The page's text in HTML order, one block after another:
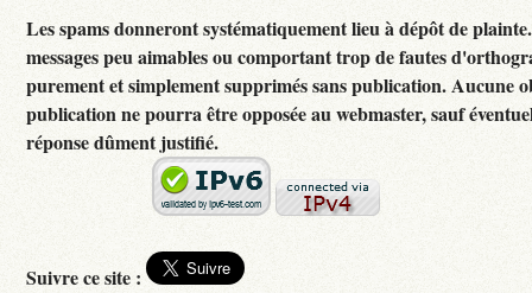
Les spams donneront systématiquement lieu à dépôt de
messages peu aimables ou comportant trop de fautes
purement et simplement supprimés sans publication. Aucune
publication ne pourra être opposée au webmaster, sauf
réponse dûment justifié.
Suivre ce site :